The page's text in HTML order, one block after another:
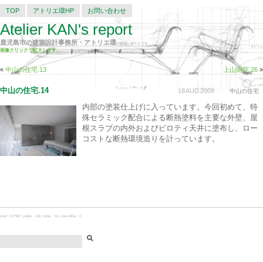
TOP アトリエ環HP お問い合わせ
Atelier KAN's report
鹿児島市の建築設計事務所・アトリエ環の建築レポートです。
画像クリックで拡大します。
« 中山の住宅.13 上山病院.26 »
18AUG2009 中山の住宅
中山の住宅.14
内部の塗装仕上げに入っています。今回初めて、特
殊セラミック配合による断熱塗料を主要な外壁、屋
根スラブの内外およびピロティ天井に塗布し、ロー
コストな断熱環境造りを計っています。
total：577957, yeday：139, today：53, now online：0